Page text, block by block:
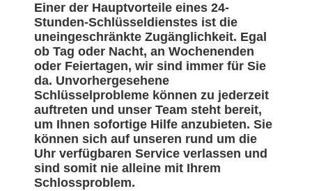
Einer der Hauptvorteile eines 24-
Stunden-Schlüsseldienstes ist die
uneingeschränkte Zugänglichkeit. Egal
ob Tag oder Nacht, an Wochenenden
oder Feiertagen, wir sind immer für Sie
da. Unvorhergesehene
Schlüsselprobleme können zu jederzeit
auftreten und unser Team steht bereit,
um Ihnen sofortige Hilfe anzubieten. Sie
können sich auf unseren rund um die
Uhr verfügbaren Service verlassen und
sind somit nie alleine mit Ihrem
Schlossproblem.